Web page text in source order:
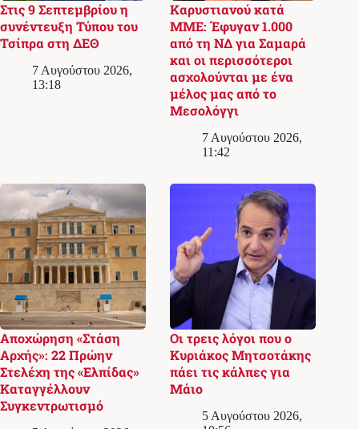
Στις 9 Σεπτεμβρίου η
συνέντευξη Τύπου του
Τσίπρα στη ΔΕΘ
7 Αυγούστου 2026,
13:18
Καρυστιανού κατά
ΜΜΕ: Έφυγαν 1.000
από τη ΝΔ για Σαμαρά
και οι περισσότεροι
ασχολούνται με ένα
μέλος μας από το
Μεσολόγγι
7 Αυγούστου 2026,
11:42
Αποχώρηση «Στάση
Αρχής»: 22 Πρώην
Στελέχη της «Ελπίδας»
Καταγγέλλουν
Συγκεντρωτισμό
Οι τρεις λόγοι που ο
Κυριάκος Μητσοτάκης
πάει τις κάλπες για
Μάιο
5 Αυγούστου 2026,